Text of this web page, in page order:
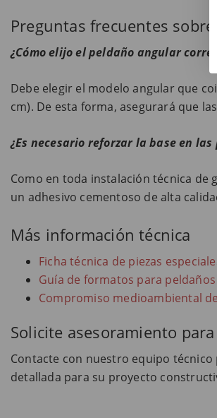
Preguntas frecuentes sobre
¿Cómo elijo el peldaño angular
Debe elegir el modelo angular que
cm). De esta forma, asegurará que
¿Es necesario reforzar la base en las
Como en toda instalación técnica de
un adhesivo cementoso de alta
Más información técnica
Ficha técnica de piezas
Guía de formatos para
Compromiso medioambiental
Solicite asesoramiento
Contacte con nuestro equipo
detallada para su proyecto